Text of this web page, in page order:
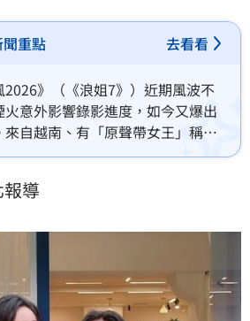
重點 去看看
》（《浪姐7》）近期風波不
意外影響錄影進度，如今又爆出
自越南、有「原聲帶女王」稱號
疑似因高強度練舞導致腳傷復
導